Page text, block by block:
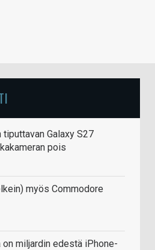
tiputtavan Galaxy S27
pois
myös Commodore
on miljardin edestä iPhone-